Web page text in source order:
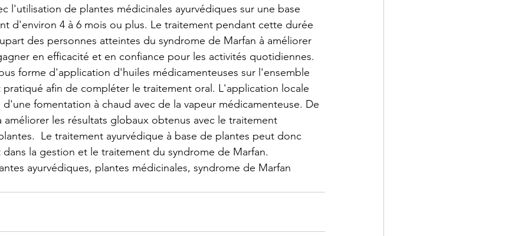
l'utilisation de plantes médicinales ayurvédiques sur une base
d'environ 4 à 6 mois ou plus. Le traitement pendant cette durée
des personnes atteintes du syndrome de Marfan à améliorer
en efficacité et en confiance pour les activités quotidiennes.
forme d'application d'huiles médicamenteuses sur l'ensemble
afin de compléter le traitement oral. L'application locale
fomentation à chaud avec de la vapeur médicamenteuse. De
les résultats globaux obtenus avec le traitement
Le traitement ayurvédique à base de plantes peut donc
la gestion et le traitement du syndrome de Marfan.
ayurvédiques, plantes médicinales, syndrome de Marfan